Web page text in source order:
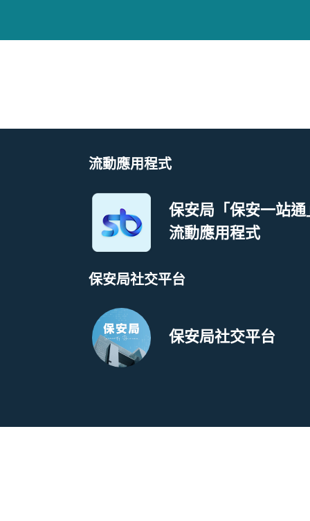
流動應用程式
保安局「保安一站通
流動應用程式
保安局社交平台
保安局社交平台